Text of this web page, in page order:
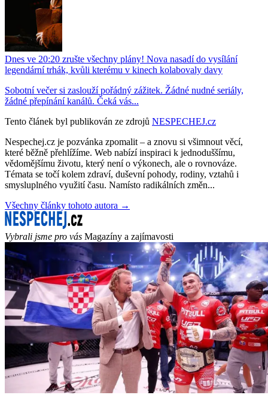
Dnes ve 20:20 zrušte všechny plány! Nova nasadí do vysílání
legendární trhák, kvůli kterému v kinech kolabovaly davy
Sobotní večer si zaslouží pořádný zážitek. Žádné nudné seriály,
žádné přepínání kanálů. Čeká vás...
Tento článek byl publikován ze zdrojů NESPECHEJ.cz
Nespechej.cz je pozvánka zpomalit – a znovu si všimnout věcí,
které běžně přehlížíme. Web nabízí inspiraci k jednoduššímu,
vědomějšímu životu, který není o výkonech, ale o rovnováze.
Témata se točí kolem zdraví, duševní pohody, rodiny, vztahů i
smysluplného využití času. Namísto radikálních změn...
Všechny články tohoto autora →
Vybrali jsme pro vás Magazíny a zajímavosti